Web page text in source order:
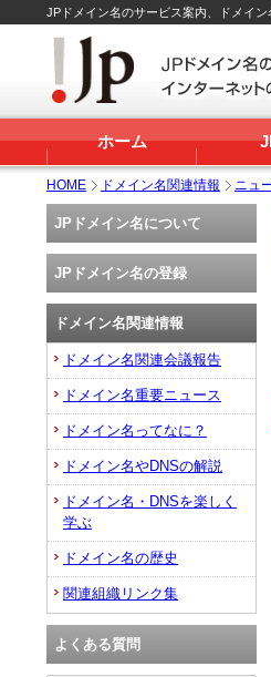
JPドメイン名のサービス案内、ドメイ
ホーム
HOME ドメイン名関連情報 ニュ
JPドメイン名について
JPドメイン名の登録
ドメイン名関連情報
ドメイン名関連会議報告
ドメイン名重要ニュース
ドメイン名ってなに？
ドメイン名やDNSの解説
ドメイン名・DNSを楽しく
学ぶ
ドメイン名の歴史
関連組織リンク集
よくある質問